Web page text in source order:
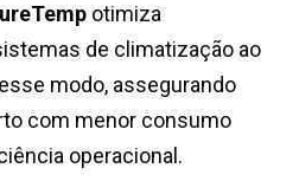
otimiza
de climatização ao
modo, assegurando
com menor consumo
operacional.